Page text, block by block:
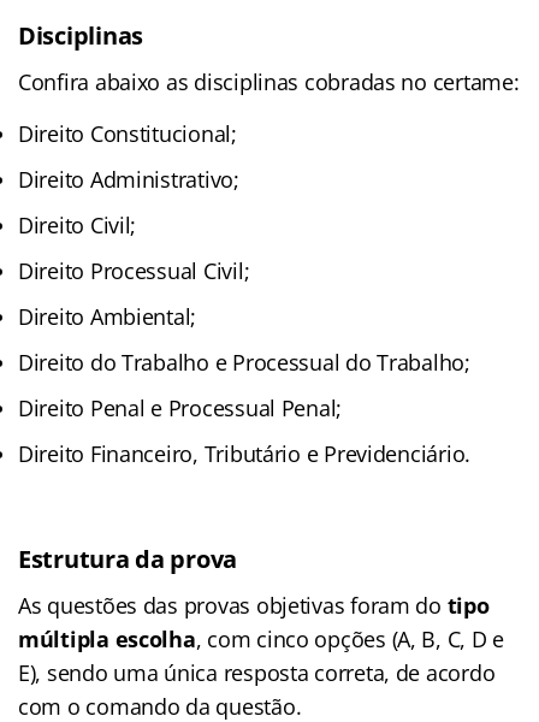
Disciplinas
Confira abaixo as disciplinas cobradas no certame:
Direito Constitucional;
Direito Administrativo;
Direito Civil;
Direito Processual Civil;
Direito Ambiental;
Direito do Trabalho e Processual do Trabalho;
Direito Penal e Processual Penal;
Direito Financeiro, Tributário e Previdenciário.
Estrutura da prova
As questões das provas objetivas foram do tipo
múltipla escolha, com cinco opções (A, B, C, D e
E), sendo uma única resposta correta, de acordo
com o comando da questão.